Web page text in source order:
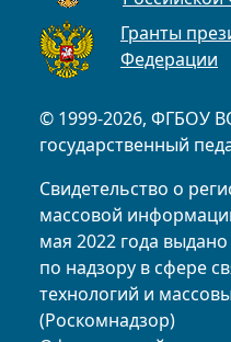
© 1999-2026, ФГБОУ
государственный
Свидетельство о
массовой
мая 2022 года
по надзору в сфере
технологий и
(Роскомнадзор)
Гранты
Федерации